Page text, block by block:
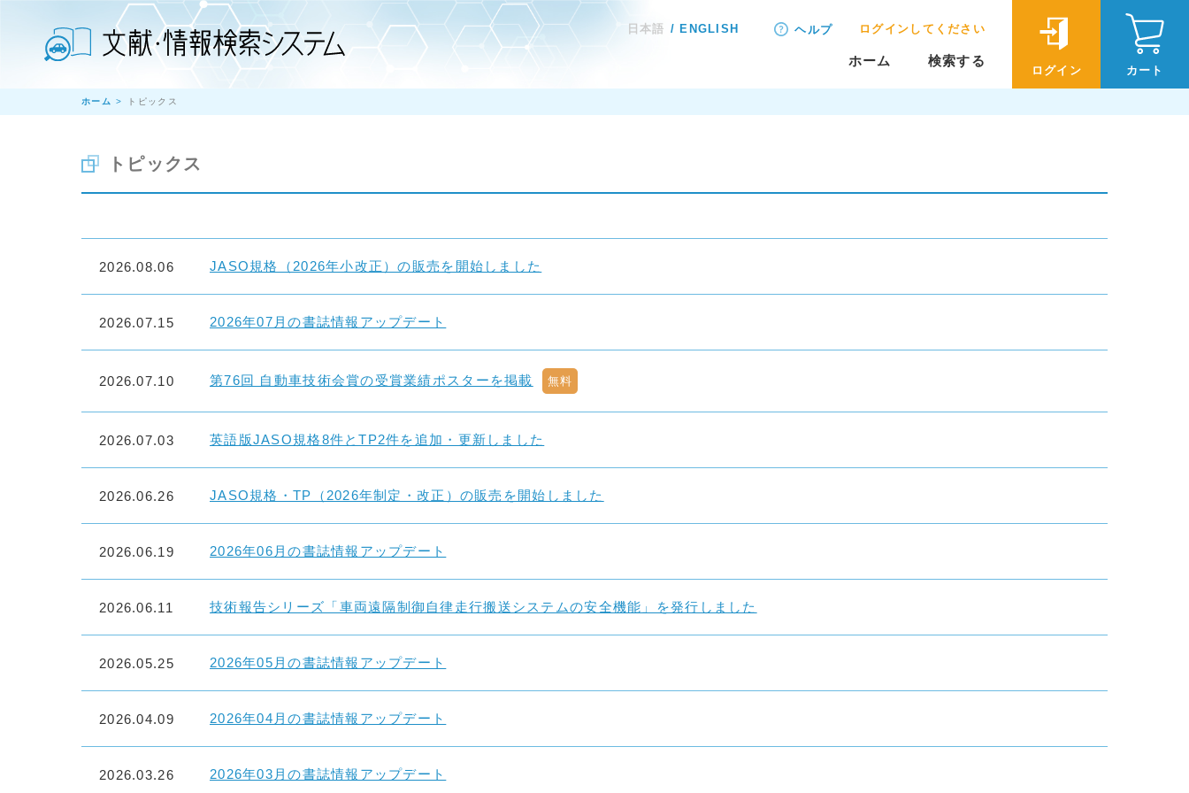
日本語 ENGLISH ヘルプ ログインしてください
ホーム 検索する
ログイン カート
ホーム トピックス
トピックス
JASO規格（2026年小改正）の販売を開始しました
2026.08.06
2026年07月の書誌情報アップデート
2026.07.15
第76回 自動車技術会賞の受賞業績ポスターを掲載 無料
2026.07.10
英語版JASO規格8件とTP2件を追加・更新しました
2026.07.03
JASO規格・TP（2026年制定・改正）の販売を開始しました
2026.06.26
2026年06月の書誌情報アップデート
2026.06.19
技術報告シリーズ「車両遠隔制御自律走行搬送システムの安全機能」を発行しました
2026.06.11
2026年05月の書誌情報アップデート
2026.05.25
2026年04月の書誌情報アップデート
2026.04.09
2026年03月の書誌情報アップデート
2026.03.26